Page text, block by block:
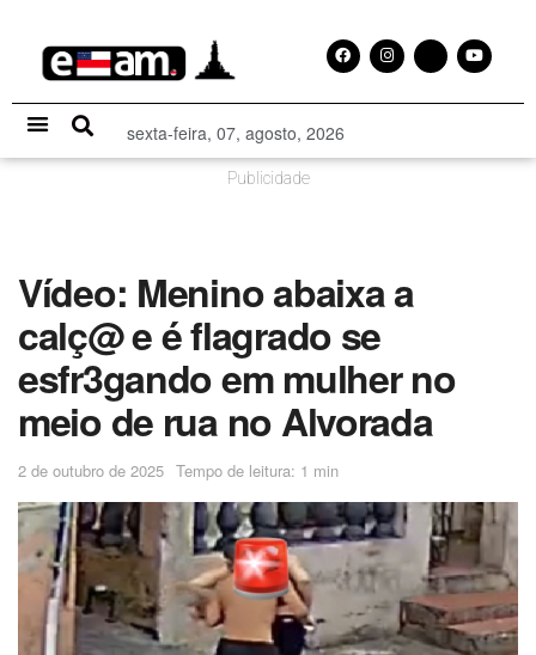
sexta-feira, 07, agosto, 2026
Publicidade
Vídeo: Menino abaixa a
calç@ e é flagrado se
esfr3gando em mulher no
meio de rua no Alvorada
2 de outubro de 2025 Tempo de leitura: 1 min